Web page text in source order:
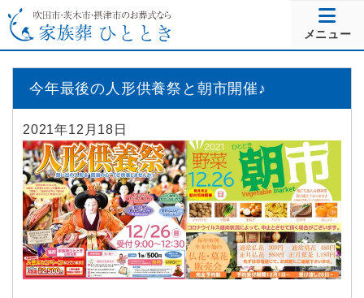
メニュー
今年最後の人形供養祭と朝市開催♪
2021年12月18日